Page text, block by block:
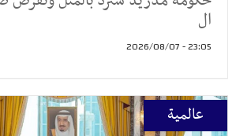
ال
23:05 - 2026/08/07
عالمية